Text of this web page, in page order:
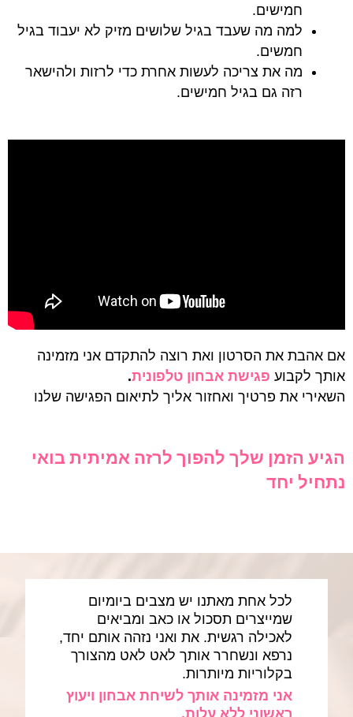
חמישים.
למה מה שעבד בגיל שלושים מזיק לא יעבוד בגיל
חמשים.
מה את צריכה לעשות אחרת כדי לרזות ולהישאר
רזה גם בגיל חמישים.
אם אהבת את הסרטון ואת רוצה להתקדם אני מזמינה
אותך לקבוע פגישת אבחון טלפונית.
השאירי את פרטיך ואחזור אליך לתיאום הפגישה שלנו
הגיע הזמן שלך להפוך לרזה אמיתית בואי
נתחיל יחד
לכל אחת מאתנו יש מצבים ביומיום
שמייצרים תסכול או כאב ומביאים
לאכילה רגשית. את ואני נזהה אותם יחד,
נרפא ונשחרר אותך לאט לאט מהצורך
בקלוריות מיותרות.
אני מזמינה אותך לשיחת אבחון ויעוץ